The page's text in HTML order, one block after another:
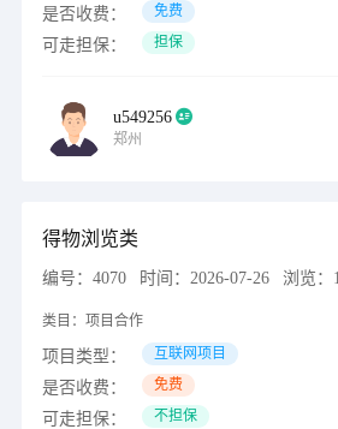
是否收费： 免费
可走担保： 担保
u549256
郑州
得物浏览类
编号： 4070 时间： 2026-07-26 浏览：
类目： 项目合作
项目类型： 互联网项目
是否收费： 免费
可走担保： 不担保